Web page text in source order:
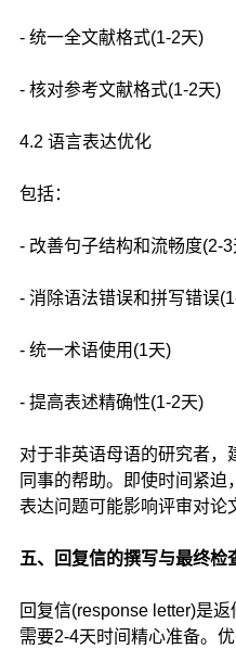
- 统一全文献格式(1-2天)
- 核对参考文献格式(1-2天)
4.2 语言表达优化
包括：
- 改善句子结构和流畅度(2-3
- 消除语法错误和拼写错误
- 统一术语使用(1天)
- 提高表述精确性(1-2天)
对于非英语母语的研究者，
同事的帮助。即使时间紧
表达问题可能影响评审对论
五、回复信的撰写与最终检
回复信(response letter)是
需要2-4天时间精心准备。